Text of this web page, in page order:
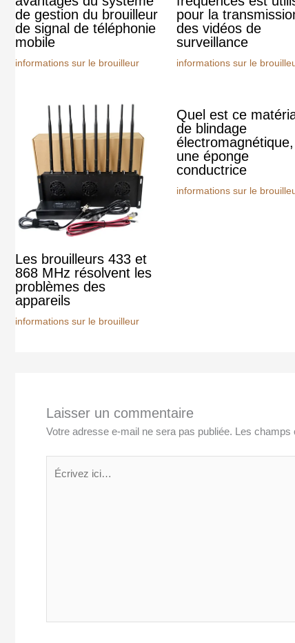
de gestion du brouilleur
de signal de téléphonie
mobile
informations sur le brouilleur
pour la
des vidéos de
surveillance
informations sur le
Les brouilleurs 433 et
868 MHz résolvent les
problèmes des
appareils
informations sur le brouilleur
Quel est ce
de blindage
électromagnétique,
une éponge
conductrice
informations sur le
Laisser un commentaire
Votre adresse e-mail ne sera pas publiée. Les champs